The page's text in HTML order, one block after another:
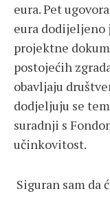
eura. Pet
eura dodijeljeno
projektne
postojećih
obavljaju
dodjeljuju se
suradnji s
učinkovitost.
Siguran sam da